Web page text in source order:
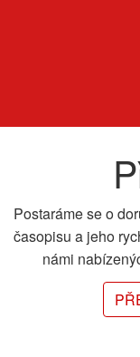
Postaráme se o
časopisu a jeho
námi